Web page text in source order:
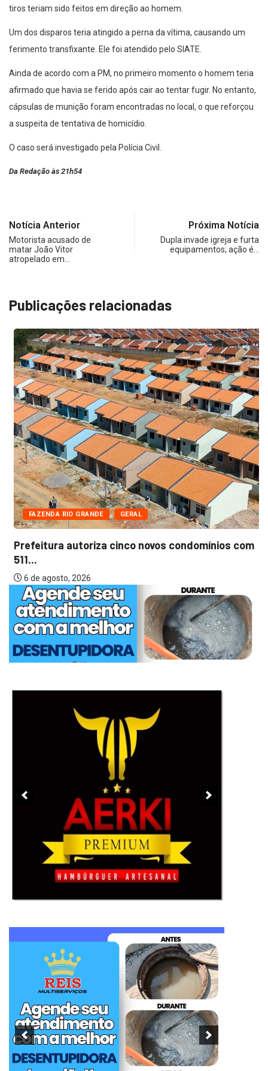
tiros teriam sido feitos em direção ao homem.
Um dos disparos teria atingido a perna da vítima, causando um
ferimento transfixante. Ele foi atendido pelo SIATE.
Ainda de acordo com a PM, no primeiro momento o homem teria
afirmado que havia se ferido após cair ao tentar fugir. No entanto,
cápsulas de munição foram encontradas no local, o que reforçou
a suspeita de tentativa de homicídio.
O caso será investigado pela Polícia Civil.
Da Redação às 21h54
Notícia Anterior
Motorista acusado de
matar João Vitor
atropelado em…
Próxima Notícia
Dupla invade igreja e furta
equipamentos; ação é…
Publicações relacionadas
FAZENDA RIO GRANDE GERAL
Prefeitura autoriza cinco novos condomínios com
511...
6 de agosto, 2026